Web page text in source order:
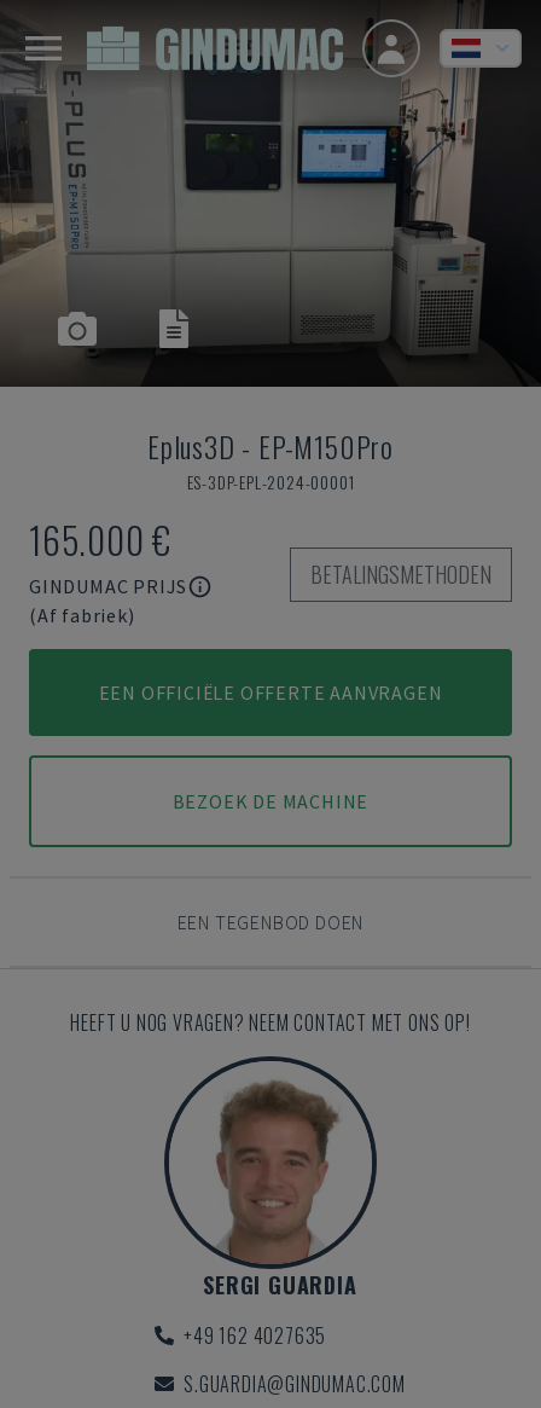
Eplus3D - EP-M150Pro
ES-3DP-EPL-2024-00001
165.000 €
GINDUMAC PRIJS
(Af fabriek)
BETALINGSMETHODEN
EEN OFFICIËLE OFFERTE AANVRAGEN
BEZOEK DE MACHINE
EEN TEGENBOD DOEN
HEEFT U NOG VRAGEN? NEEM CONTACT MET ONS OP!
SERGI GUARDIA
+49 162 4027635
S.GUARDIA@GINDUMAC.COM